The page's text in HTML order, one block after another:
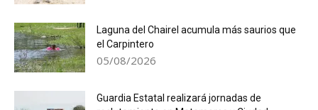
Laguna del Chairel acumula más saurios que
el Carpintero
05/08/2026
Guardia Estatal realizará jornadas de